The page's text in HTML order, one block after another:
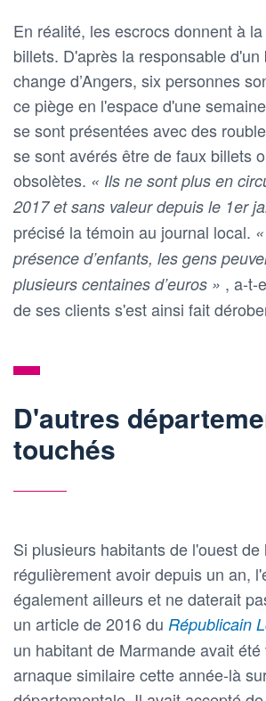
En réalité, les escrocs donnent à
billets. D'après la responsable d'un
change d’Angers, six personnes
ce piège en l'espace d'une
se sont présentées avec des
se sont avérés être de faux billets
obsolètes. « Ils ne sont plus en
2017 et sans valeur depuis le 1er
précisé la témoin au journal local.
présence d’enfants, les gens
plusieurs centaines d’euros » , a-t-
de ses clients s'est ainsi fait
D'autres
touchés
Si plusieurs habitants de l'ouest
régulièrement avoir depuis un an,
également ailleurs et ne daterait
un article de 2016 du Républicain
un habitant de Marmande avait
arnaque similaire cette année-là